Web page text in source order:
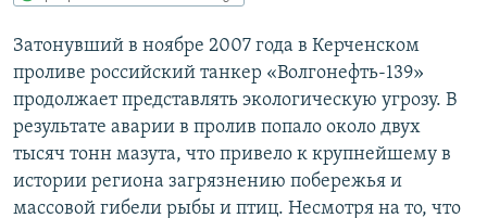
навигации
Вернутся
поиску
IDEL.РЕАЛИИ
КАВКАЗ.РЕАЛИИ
СЕВЕР.РЕАЛИИ
СИБИРЬ.РЕАЛИИ
РАСПИСАНИЕ ВЕЩАНИЯ
ПОДПИШИТЕСЬ НА РАССЫЛКУ
Затонувший в ноябре 2007 года в Керченском
проливе российский танкер «Волгонефть-139»
продолжает представлять экологическую угрозу. В
результате аварии в пролив попало около двух
тысяч тонн мазута, что привело к крупнейшему в
истории региона загрязнению побережья и
массовой гибели рыбы и птиц. Несмотря на то, что